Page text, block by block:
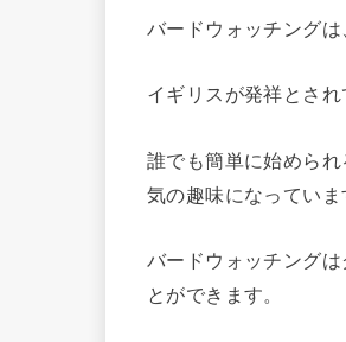
バードウォッチング
イギリスが発祥とさ
誰でも簡単に始めら
気の趣味になっていま
バードウォッチング
とができます。